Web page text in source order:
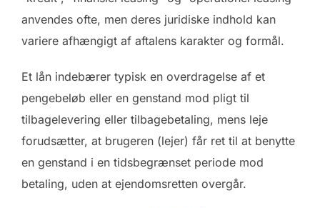
anvendes ofte, men deres juridiske indhold kan
variere afhængigt af aftalens karakter og formål.
Et lån indebærer typisk en overdragelse af et
pengebeløb eller en genstand mod pligt til
tilbagelevering eller tilbagebetaling, mens leje
forudsætter, at brugeren (lejer) får ret til at benytte
en genstand i en tidsbegrænset periode mod
betaling, uden at ejendomsretten overgår.